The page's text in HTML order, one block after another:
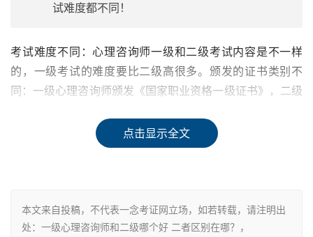
试难度都不同！
考试难度不同：心理咨询师一级和二级考试内容是不一样
的，一级考试的难度要比二级高很多。颁发的证书类别不
同：一级心理咨询师颁发《国家职业资格一级证书》，二级
心理咨询师一级和二建的报名条件不同
（1）具有本科学历并取得心理咨询师职业资格证书后连续
从事本职业工作5年以上，经高级心理咨询师正规培训达规
点击显示全文
本文来自投稿，不代表一念考证网立场，如若转载，请注明出
处：一级心理咨询师和二级哪个好 二者区别在哪？，